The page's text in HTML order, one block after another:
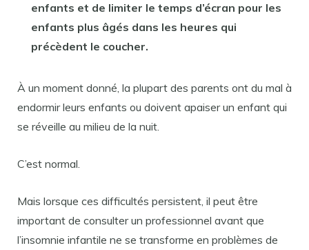
enfants et de limiter le temps d’écran pour les
enfants plus âgés dans les heures qui
précèdent le coucher.
À un moment donné, la plupart des parents ont du mal à
endormir leurs enfants ou doivent apaiser un enfant qui
se réveille au milieu de la nuit.
C’est normal.
Mais lorsque ces difficultés persistent, il peut être
important de consulter un professionnel avant que
l’insomnie infantile ne se transforme en problèmes de